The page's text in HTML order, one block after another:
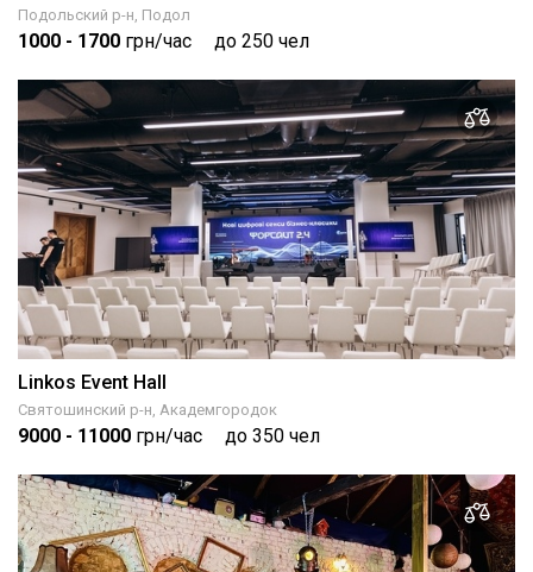
Подольский р-н, Подол
1000 - 1700 грн/час до 250 чел
Linkos Event Hall
Святошинский р-н, Академгородок
9000 - 11000 грн/час до 350 чел